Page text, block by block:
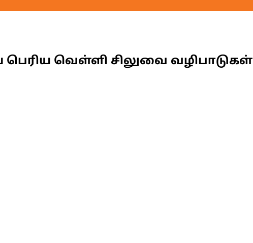
வெள்ளி சிலுவை வழிபாடுகள்